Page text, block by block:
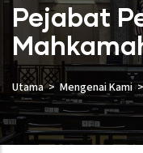
Pejabat
Utama Mengenai Kami